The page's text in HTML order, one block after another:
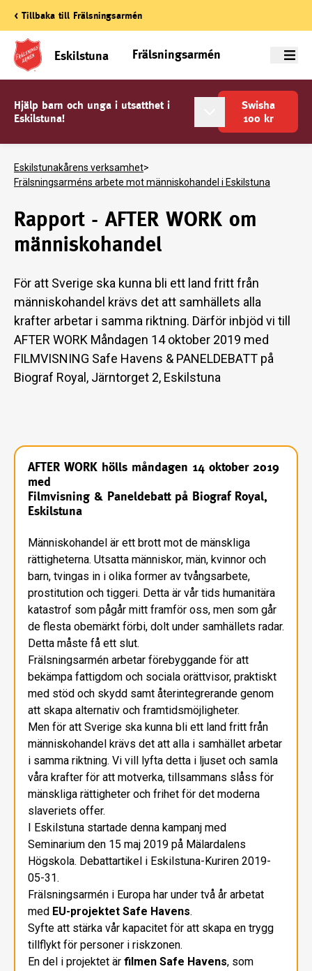
< Tillbaka till Frälsningsarmén
Eskilstuna Frälsningsarmén Meny
Hjälp barn och unga i utsatthet i
Eskilstuna!
Swisha
100 kr
Eskilstunakårens verksamhet>
Frälsningsarméns arbete mot människohandel i Eskilstuna
Rapport - AFTER WORK om
människohandel
För att Sverige ska kunna bli ett land fritt från
människohandel krävs det att samhällets alla
krafter arbetar i samma riktning. Därför inbjöd vi till
AFTER WORK Måndagen 14 oktober 2019 med
FILMVISNING Safe Havens & PANELDEBATT på
Biograf Royal, Järntorget 2, Eskilstuna
AFTER WORK hölls måndagen 14 oktober 2019
med
Filmvisning & Paneldebatt på Biograf Royal,
Eskilstuna
Människohandel är ett brott mot de mänskliga
rättigheterna. Utsatta människor, män, kvinnor och
barn, tvingas in i olika former av tvångsarbete,
prostitution och tiggeri. Detta är vår tids humanitära
katastrof som pågår mitt framför oss, men som går
de flesta obemärkt förbi, dolt under samhällets radar.
Detta måste få ett slut.
Frälsningsarmén arbetar förebyggande för att
bekämpa fattigdom och sociala orättvisor, praktiskt
med stöd och skydd samt återintegrerande genom
att skapa alternativ och framtidsmöjligheter.
Men för att Sverige ska kunna bli ett land fritt från
människohandel krävs det att alla i samhället arbetar
i samma riktning. Vi vill lyfta detta i ljuset och samla
våra krafter för att motverka, tillsammans slåss för
mänskliga rättigheter och frihet för det moderna
slaveriets offer.
I Eskilstuna startade denna kampanj med
Seminarium den 15 maj 2019 på Mälardalens
Högskola. Debattartikel i Eskilstuna-Kuriren 2019-
05-31.
Frälsningsarmén i Europa har under två år arbetat
med EU-projektet Safe Havens.
Syfte att stärka vår kapacitet för att skapa en trygg
tillflykt för personer i riskzonen.
En del i projektet är filmen Safe Havens, som